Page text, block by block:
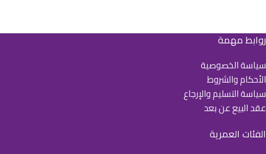
روابط مهمة
سياسة الخصوصية
الأحكام والشروط
سياسة التسليم والإرجاع
عقد البيع عن بعد
الفئات العمرية